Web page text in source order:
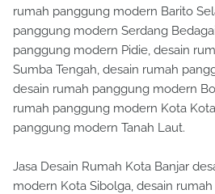
rumah panggung modern Barito
panggung modern Serdang
panggung modern Pidie, desain
Sumba Tengah, desain rumah
desain rumah panggung modern
rumah panggung modern Kota
panggung modern Tanah Laut.
Jasa Desain Rumah Kota Banjar
modern Kota Sibolga, desain